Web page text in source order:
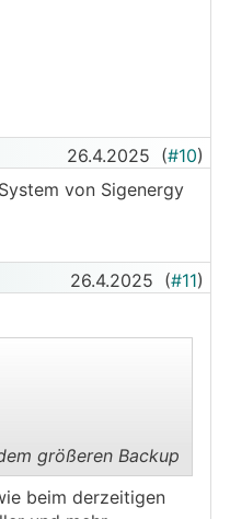
26.4.2025 (#10)
von Sigenergy
26.4.2025 (#11)
größeren Backup
beim derzeitigen